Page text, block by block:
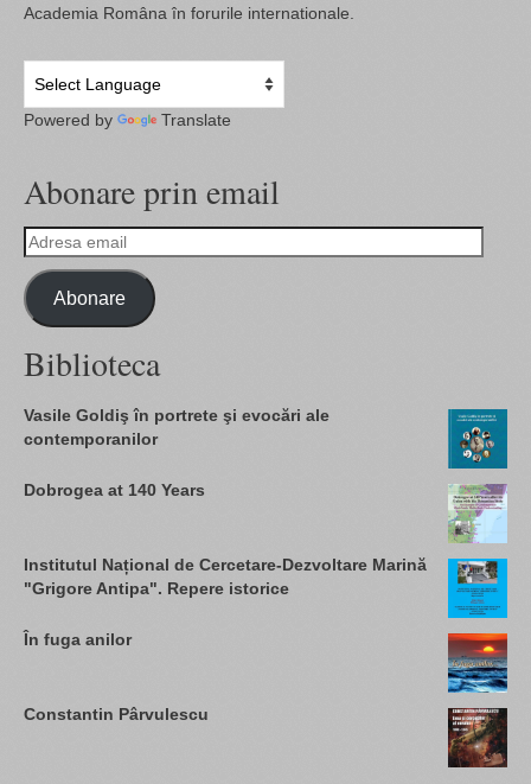
Academia Româna în forurile internationale.
Powered by Translate
Abonare prin email
Adresa
email
Abonare
Biblioteca
Vasile Goldiş în portrete şi evocări ale
contemporanilor
Dobrogea at 140 Years
Institutul Național de Cercetare-Dezvoltare Marină
"Grigore Antipa". Repere istorice
În fuga anilor
Constantin Pârvulescu